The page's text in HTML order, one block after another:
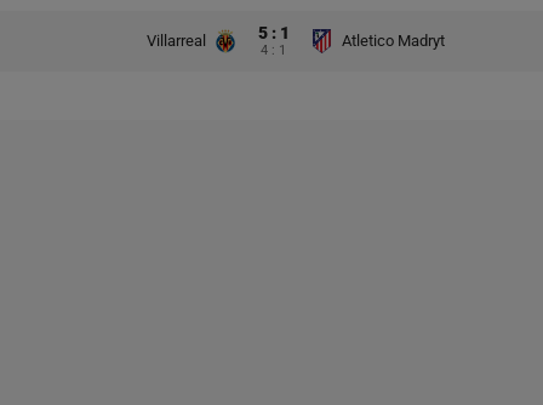
Villarreal 5 : 1
4 : 1
Atletico Madryt